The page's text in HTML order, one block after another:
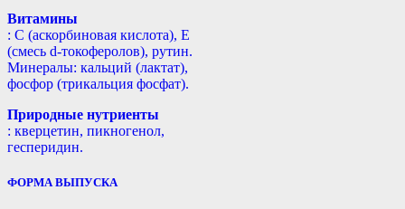
Витамины
: С (аскорбиновая кислота), Е
(смесь d-токоферолов), рутин.
Минералы: кальций (лактат),
фосфор (трикальция фосфат).
Природные нутриенты
: кверцетин, пикногенол,
гесперидин.
ФОРМА ВЫПУСКА